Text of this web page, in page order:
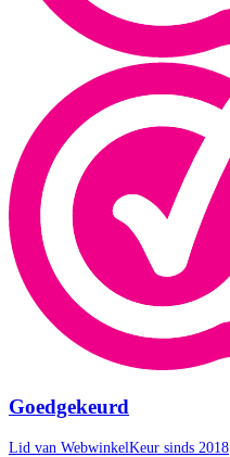
Goedgekeurd
Lid van WebwinkelKeur sinds 2018